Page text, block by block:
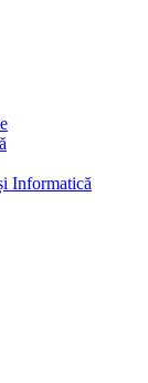
Informatică